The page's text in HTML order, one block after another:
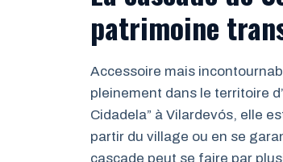
patrimoine
Accessoire mais
pleinement dans le territoire
Cidadela” à Vilardevós, elle
partir du village ou en se
cascade peut se faire par